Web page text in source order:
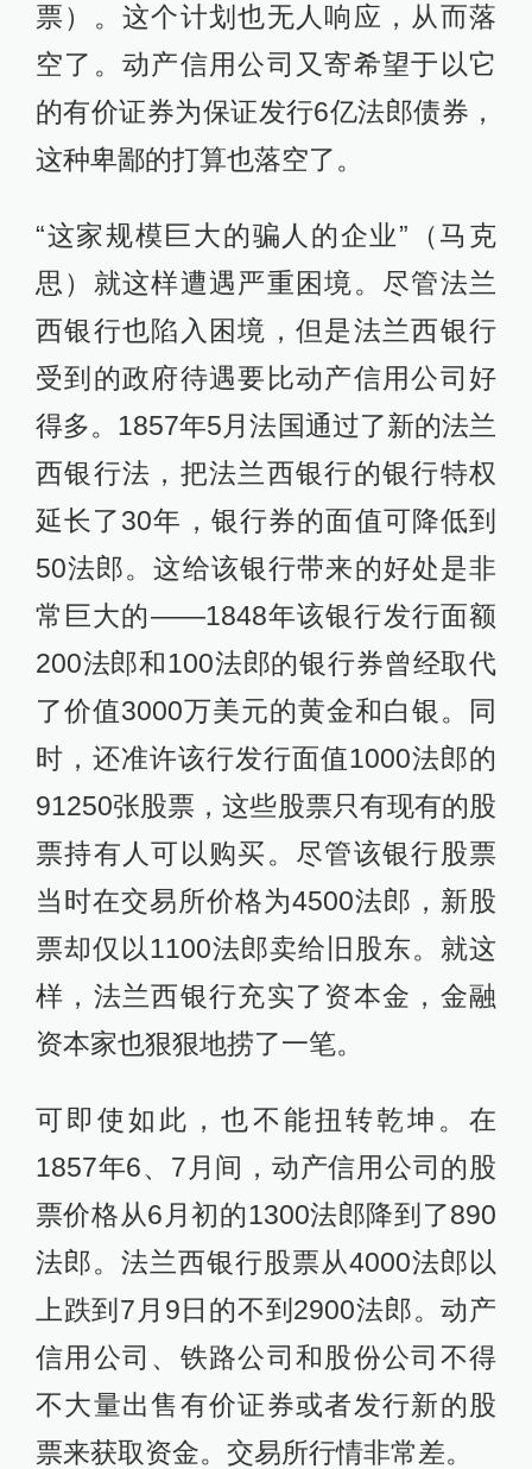
票）。这个计划也无人响应，从而落
空了。动产信用公司又寄希望于以它
的有价证券为保证发行6亿法郎债券，
这种卑鄙的打算也落空了。
“这家规模巨大的骗人的企业”（马克
思）就这样遭遇严重困境。尽管法兰
西银行也陷入困境，但是法兰西银行
受到的政府待遇要比动产信用公司好
得多。1857年5月法国通过了新的法兰
西银行法，把法兰西银行的银行特权
延长了30年，银行券的面值可降低到
50法郎。这给该银行带来的好处是非
常巨大的——1848年该银行发行面额
200法郎和100法郎的银行券曾经取代
了价值3000万美元的黄金和白银。同
时，还准许该行发行面值1000法郎的
91250张股票，这些股票只有现有的股
票持有人可以购买。尽管该银行股票
当时在交易所价格为4500法郎，新股
票却仅以1100法郎卖给旧股东。就这
样，法兰西银行充实了资本金，金融
资本家也狠狠地捞了一笔。
可即使如此，也不能扭转乾坤。在
1857年6、7月间，动产信用公司的股
票价格从6月初的1300法郎降到了890
法郎。法兰西银行股票从4000法郎以
上跌到7月9日的不到2900法郎。动产
信用公司、铁路公司和股份公司不得
不大量出售有价证券或者发行新的股
票来获取资金。交易所行情非常差。